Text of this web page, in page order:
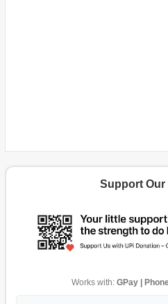
Support
Works with: GPay |